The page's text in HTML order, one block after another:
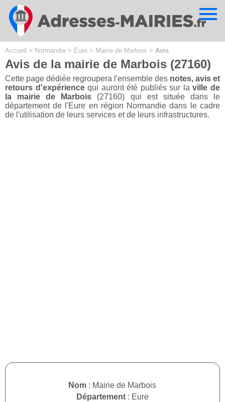
Accueil > Normandie > Eure > Mairie de Marbois > Avis
Avis de la mairie de Marbois (27160)
Cette page dédiée regroupera l'ensemble des notes, avis et
retours d'expériencequi auront été publiés sur laville de
la mairie de Marbois (27160) qui est située dans le
département de l'Eure en région Normandie dans le cadre
de l'utilisation de leurs services et de leurs infrastructures.
Nom : Mairie de Marbois
Département : Eure
Cookies management panel